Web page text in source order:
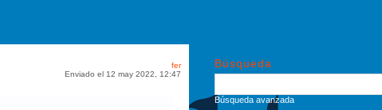
fer
Enviado el 12 may 2022, 12:47
Búsqueda
Búsqueda avanzada